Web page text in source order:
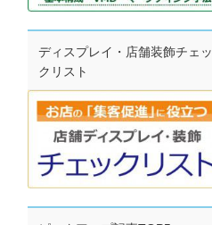
ディスプレイ・店舗装飾チェッ
クリスト